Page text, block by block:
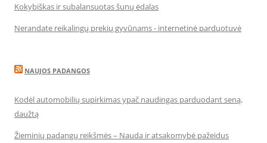
Kokybiškas ir subalansuotas šunų ėdalas
Nerandate reikalingų prekių gyvūnams - internetinė parduotuvė
NAUJOS PADANGOS
Kodėl automobilių supirkimas ypač naudingas parduodant seną,
daužtą
Žieminių padangų reikšmės – Nauda ir atsakomybė pažeidus